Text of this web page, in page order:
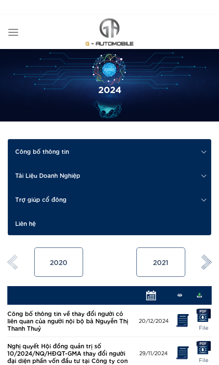
nội
2024
Công bố thông tin
Tài Liệu Doanh Nghiệp
Trợ giúp cổ đông
Liên hệ
2020 2021
Công bố thông tin về thay đổi người có
liên quan của người nội bộ bà Nguyễn Thị
Thanh Thuỷ
20/12/2024
File
Nghị quyết Hội đồng quản trị số
10/2024/NQ/HĐQT-GMA thay đổi người
đại diện phần vốn đầu tư tại Công ty con
29/11/2024
File